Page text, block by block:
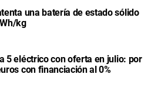
una batería de estado sólido
kg
5 eléctrico con oferta en julio: por
con financiación al 0%